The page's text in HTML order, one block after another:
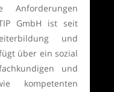
GmbH ist seit
und
über ein sozial
und
kompetenten